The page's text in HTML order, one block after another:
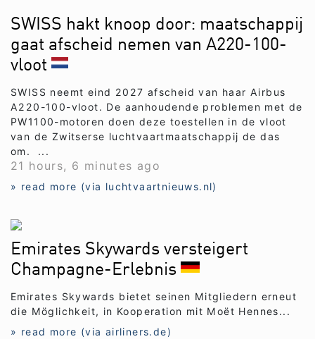
SWISS hakt knoop door: maatschappij
gaat afscheid nemen van A220-100-
vloot
SWISS neemt eind 2027 afscheid van haar Airbus
A220-100-vloot. De aanhoudende problemen met de
PW1100-motoren doen deze toestellen in de vloot
van de Zwitserse luchtvaartmaatschappij de das
om. ...
21 hours, 6 minutes ago
» read more (via luchtvaartnieuws.nl)
Emirates Skywards versteigert
Champagne-Erlebnis
Emirates Skywards bietet seinen Mitgliedern erneut
die Möglichkeit, in Kooperation mit Moët Hennes...
» read more (via airliners.de)